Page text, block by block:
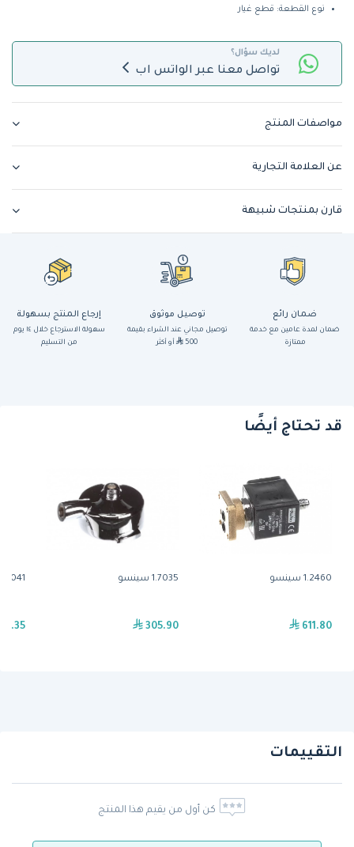
نوع القطعة: قطع غيار
لديك سؤال؟
تواصل معنا عبر الواتس اب
مواصفات المنتج
عن العلامة التجارية
قارن بمنتجات شبيهة
ضمان رائع
ضمان لمدة عامين مع خدمة
ممتازة
توصيل موثوق
توصيل مجاني عند الشراء بقيمة
500
أو أكثر
إرجاع المنتج بسهولة
سهولة الاسترجاع خلال ١٤ يوم
من التسليم
قد تحتاج أيضًا
1.2460 سينسو
611.80
1.7035 سينسو
305.90
1.7041 سينسو
التقييمات
كن أول من يقيم هذا المنتج